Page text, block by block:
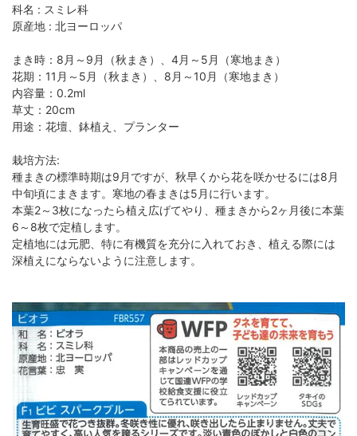
科名 : スミレ科
原産地 : 北ヨーロッパ
まき時：8月～9月（秋まき）、4月～5月（寒地まき）
花期：11月～5月（秋まき）、8月～10月（寒地まき）
内容量：0.2ml
草丈：20cm
用途：花壇、鉢植え、プランター
栽培方法:
種まきの標準時期は9月ですが、秋早くから花を咲かせるには8月
中旬頃にまきます。寒地の春まきは5月に行います。
本葉2～3枚になったら植え広げてやり、種まきから2ヶ月後に本葉
6～8枚で定植します。
定植地には元肥、特に有機質を充分に入れておき、植える際には
深植えにならないように注意します。